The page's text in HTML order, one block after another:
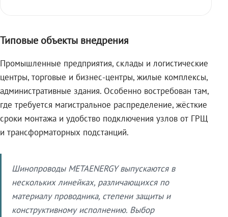
Типовые объекты внедрения
Промышленные предприятия, склады и логистические
центры, торговые и бизнес-центры, жилые комплексы,
административные здания. Особенно востребован там,
где требуется магистральное распределение, жёсткие
сроки монтажа и удобство подключения узлов от ГРЩ
и трансформаторных подстанций.
Шинопроводы METAENERGY выпускаются в
нескольких линейках, различающихся по
материалу проводника, степени защиты и
конструктивному исполнению. Выбор